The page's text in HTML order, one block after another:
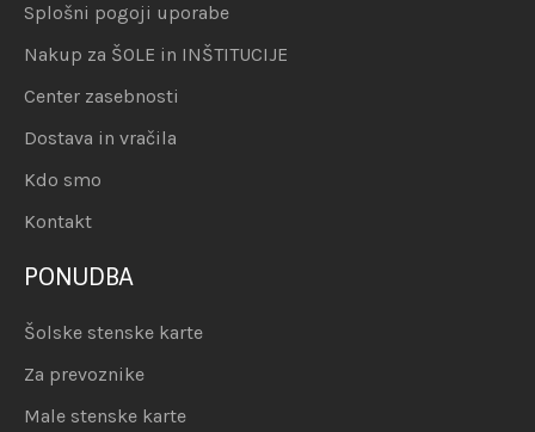
Splošni pogoji uporabe
Nakup za ŠOLE in INŠTITUCIJE
Center zasebnosti
Dostava in vračila
Kdo smo
Kontakt
PONUDBA
Šolske stenske karte
Za prevoznike
Male stenske karte